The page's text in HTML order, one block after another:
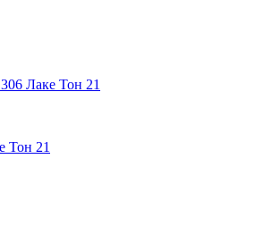
Тон 21